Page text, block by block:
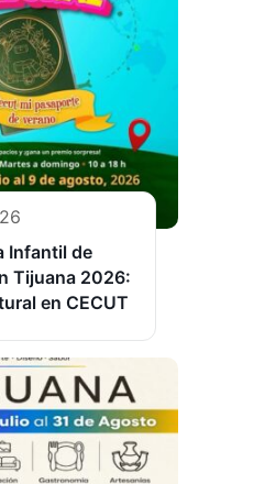
Infantil de
Tijuana 2026:
en CECUT